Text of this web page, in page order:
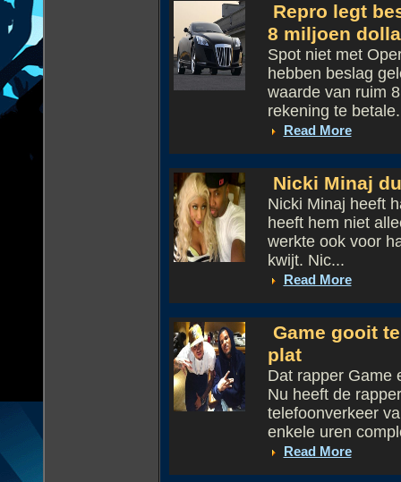
Repro legt
8 miljoen
Spot niet met
hebben beslag
waarde van ruim
rekening te
Read More
Nicki Minaj
Nicki Minaj heeft
heeft hem niet
werkte ook voor
kwijt. Nic...
Read More
Game gooit
plat
Dat rapper Game
Nu heeft de
telefoonverkeer
enkele uren
Read More